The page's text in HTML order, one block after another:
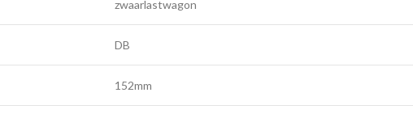
zwaarlastwagon
DB
152mm